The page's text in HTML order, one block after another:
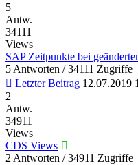
5
Antw.
34111
Views
SAP Zeitpunkte bei
5 Antworten / 34111 Zugriffe
Letzter Beitrag 12.07.2019
2
Antw.
34911
Views
CDS Views
2 Antworten / 34911 Zugriffe